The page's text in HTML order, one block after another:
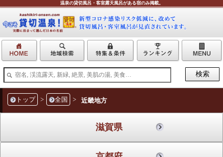
温泉の貸切風呂・客室露天風呂がある宿のみ掲載。
トップ > 全国 > 近畿地方
滋賀県